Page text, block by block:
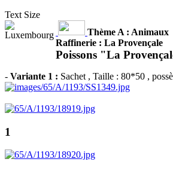
Text Size
Thème A : Animaux
Raffinerie : La Provençale
Poissons "La
- Variante 1 : Sachet , Taille : 80*50 ,
1